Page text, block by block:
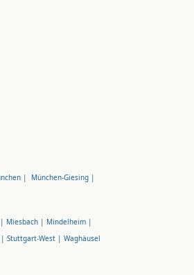
|
München-Giesing |
Miesbach | Mindelheim |
| Stuttgart-West | Waghäusel